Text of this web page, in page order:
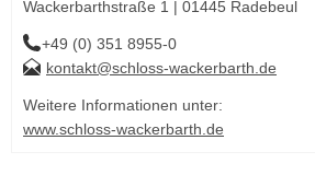
Wackerbarthstraße 1 | 01445 Radebeul
+49 (0) 351 8955-0
kontakt@schloss-wackerbarth.de
Weitere Informationen unter:
www.schloss-wackerbarth.de